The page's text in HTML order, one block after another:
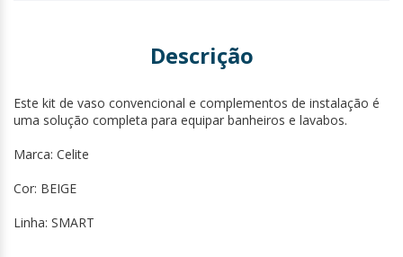
Descrição
Este kit de vaso convencional e complementos de instalação é
uma solução completa para equipar banheiros e lavabos.
Marca: Celite
Cor: BEIGE
Linha: SMART